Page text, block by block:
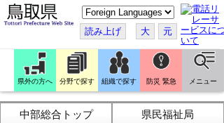
こ
の
ペ
ー
ジ
翻
訳
す
る
読み上げ 大 元
県外の方へ 分野で探す 組織で探す 防災 緊急 メニュー
中部総合トップ
県民福祉局